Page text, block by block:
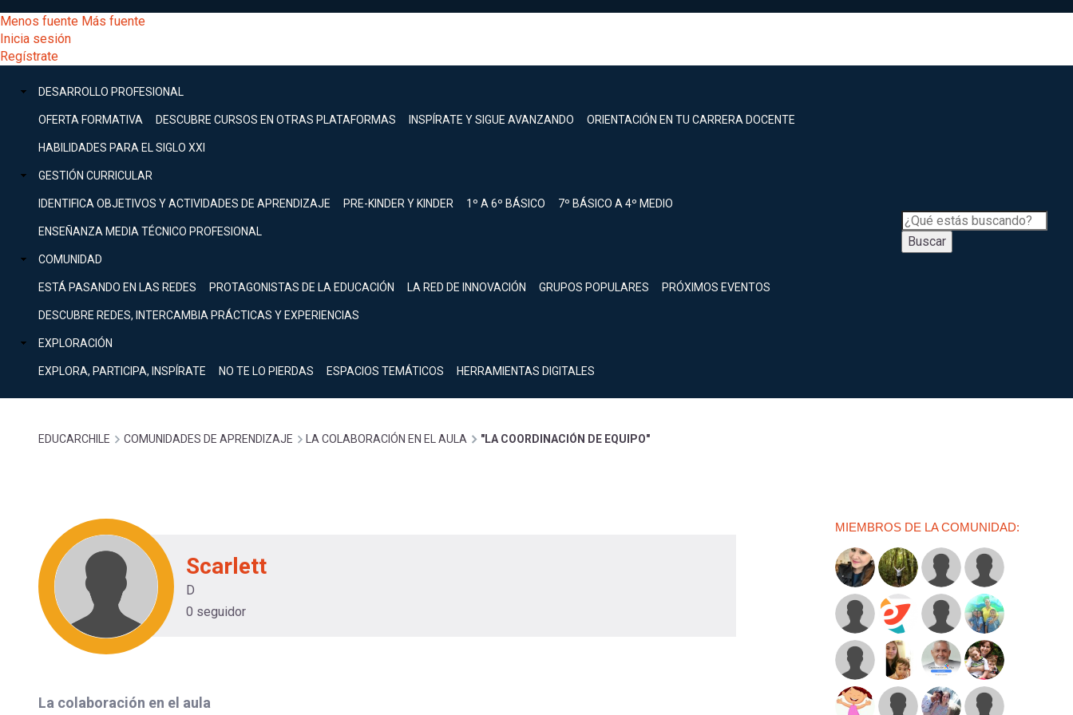
al
contenido
principal
[Educarchile
Escritorio]
Menú
entrar
mi
cuenta
Menos fuente Más fuente
Inicia sesión
Regístrate
Menú
principal
DESARROLLO PROFESIONAL
OFERTA FORMATIVA DESCUBRE CURSOS EN OTRAS PLATAFORMAS INSPÍRATE Y SIGUE AVANZANDO ORIENTACIÓN EN TU CARRERA DOCENTE
HABILIDADES PARA EL SIGLO XXI
GESTIÓN CURRICULAR
IDENTIFICA OBJETIVOS Y ACTIVIDADES DE APRENDIZAJE PRE-KINDER Y KINDER 1º A 6º BÁSICO 7º BÁSICO A 4º MEDIO
ENSEÑANZA MEDIA TÉCNICO PROFESIONAL
COMUNIDAD
ESTÁ PASANDO EN LAS REDES PROTAGONISTAS DE LA EDUCACIÓN LA RED DE INNOVACIÓN GRUPOS POPULARES PRÓXIMOS EVENTOS
DESCUBRE REDES, INTERCAMBIA PRÁCTICAS Y EXPERIENCIAS
EXPLORACIÓN
EXPLORA, PARTICIPA, INSPÍRATE NO TE LO PIERDAS ESPACIOS TEMÁTICOS HERRAMIENTAS DIGITALES
Buscar
Buscar
Menú
principal
DESARROLLO
Expand
GESTIÓN
Expand
COMUNIDAD
Expand
EXPLORACIÓN
[Educarchile
Mobile]
Menú
mi
cuenta
Inicia
Sobrescribir
de
ayuda
a
la
EDUCARCHILE COMUNIDADES DE APRENDIZAJE LA COLABORACIÓN EN EL AULA "LA COORDINACIÓN DE EQUIPO"
Scarlett
D
0 seguidor
La colaboración en el aula
MIEMBROS DE LA COMUNIDAD:
Inicia sesión.